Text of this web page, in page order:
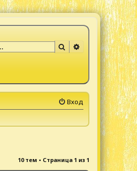
Поиск Расширенный
Вход
10 тем • Страница 1 из 1